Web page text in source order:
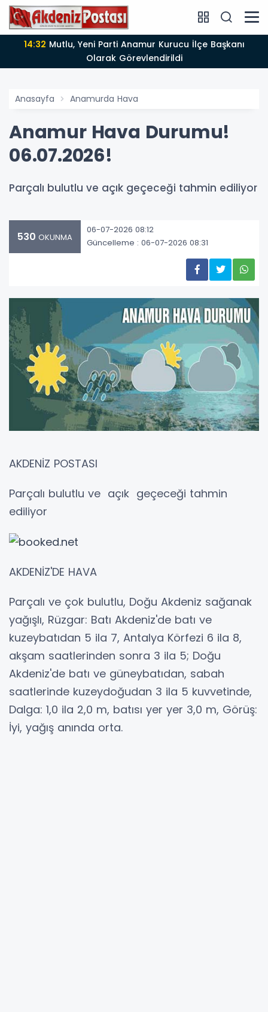
14:12Anamur'da Kasten öldürmeye teşebbüs şüphelisi
Anasayfa Anamurda Hava
Anamur Hava Durumu!
06.07.2026!
Parçalı bulutlu ve açık geçeceği tahmin ediliyor
530 OKUNMA
06-07-2026 08:12
Güncelleme : 06-07-2026 08:31
AKDENİZ POSTASI
Parçalı bulutlu ve açık geçeceği tahmin
ediliyor
AKDENİZ'DE HAVA
Parçalı ve çok bulutlu, Doğu Akdeniz sağanak
yağışlı, Rüzgar: Batı Akdeniz'de batı ve
kuzeybatıdan 5 ila 7, Antalya Körfezi 6 ila 8,
akşam saatlerinden sonra 3 ila 5; Doğu
Akdeniz'de batı ve güneybatıdan, sabah
saatlerinde kuzeydoğudan 3 ila 5 kuvvetinde,
Dalga: 1,0 ila 2,0 m, batısı yer yer 3,0 m, Görüş:
İyi, yağış anında orta.